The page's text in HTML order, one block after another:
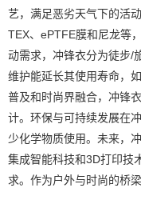
艺，满足恶劣天气下的活
TEX、ePTFE膜和尼龙等
动需求，冲锋衣分为徒步/
维护能延长其使用寿命，
普及和时尚界融合，冲锋
计。环保与可持续发展在
少化学物质使用。未来，
集成智能科技和3D打印技
求。作为户外与时尚的桥